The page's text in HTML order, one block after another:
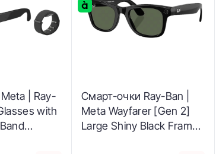
| Ray-
with
Смарт-очки Ray-Ban |
Meta Wayfarer [Gen 2]
Large Shiny Black Frame /